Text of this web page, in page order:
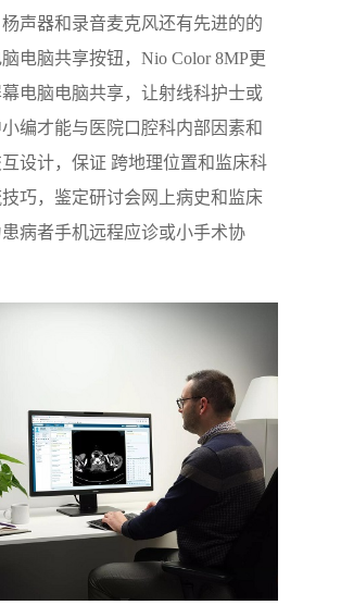
声器和录音麦克风还有先进的的
电脑共享按钮，Nio Color 8MP更
电脑电脑共享，让射线科护士或
编才能与医院口腔科内部因素和
设计，保证 跨地理位置和监床科
巧，鉴定研讨会网上病史和监床
病者手机远程应诊或小手术协